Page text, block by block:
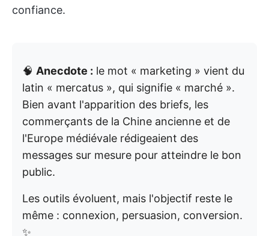
confiance.
🧠 Anecdote : le mot « marketing » vient du
latin « mercatus », qui signifie « marché ».
Bien avant l'apparition des briefs, les
commerçants de la Chine ancienne et de
l'Europe médiévale rédigeaient des
messages sur mesure pour atteindre le bon
public.
Les outils évoluent, mais l'objectif reste le
même : connexion, persuasion, conversion.
✨